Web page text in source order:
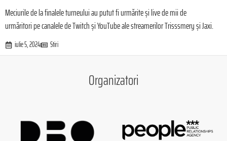
Meciurile de la finalele turneului au putut fi urmărite și live de mii de
urmăritori pe canalele de Twitch și YouTube ale streamerilor Trisssmery și Jaxi.
iulie 5, 2024 Stiri
Organizatori